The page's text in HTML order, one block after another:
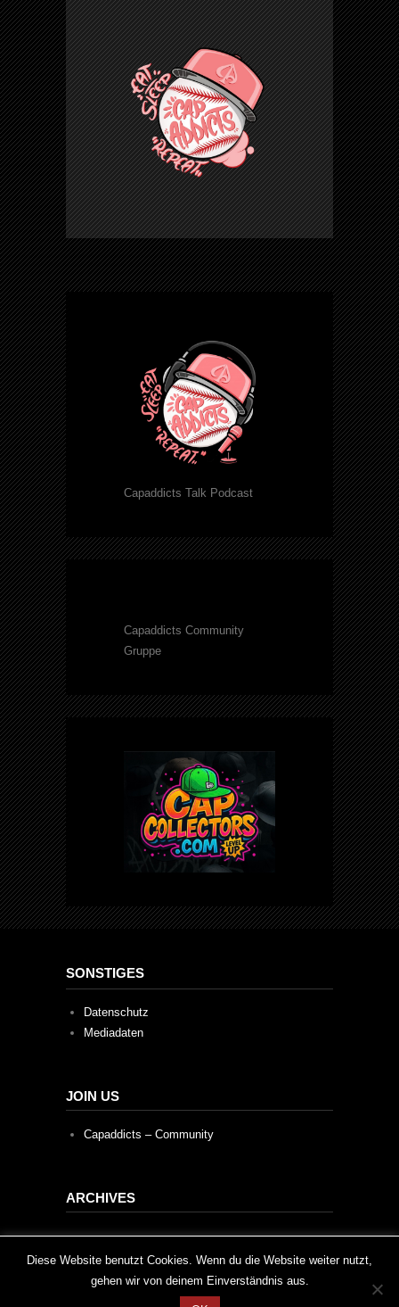
Capaddicts Talk Podcast
Capaddicts Community
Gruppe
SONSTIGES
Datenschutz
Mediadaten
JOIN US
Capaddicts – Community
ARCHIVES
Archives
This website uses cookies to improve your experience. We'll
assume you're ok with this, but you can opt-out if you wish.
Diese Website benutzt Cookies. Wenn du die Website weiter nutzt,
gehen wir von deinem Einverständnis aus.